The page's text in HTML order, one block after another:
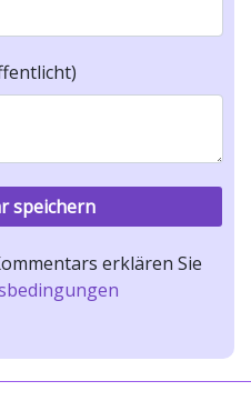
erklären Sie